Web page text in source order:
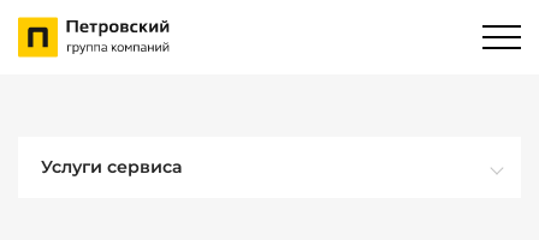
Услуги сервиса